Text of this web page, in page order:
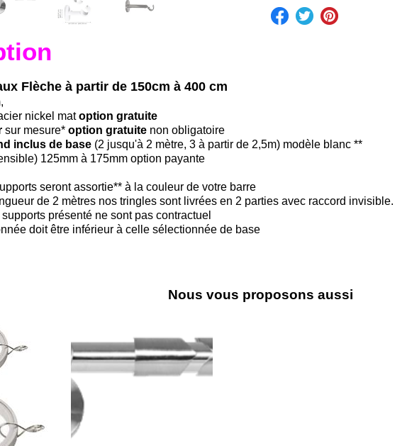
Flèche à partir de 150cm à 400 cm
,
nickel matoption gratuite
sur mesure* option gratuite non obligatoire
inclus de base (2 jusqu'à 2 mètre, 3 à partir de 2,5m) modèle blanc **
125mm à 175mm option payante
seront assortie** à la couleur de votre barre
de 2 mètres nos tringles sont livrées en 2 parties avec raccord invisible.
présenté ne sont pas contractuel
doit être inférieur à celle sélectionnée de base
Nous vous proposons aussi